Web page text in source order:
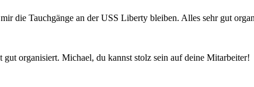
die Tauchgänge an der USS Liberty bleiben. Alles sehr gut
organisiert. Michael, du kannst stolz sein auf deine Mitarbeiter!